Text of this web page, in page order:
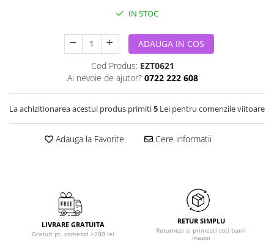
IN STOC
ADAUGA IN COS
Cod Produs: EZT0621
Ai nevoie de ajutor? 0722 222 608
La achizitionarea acestui produs primiti5 Lei pentru comenzile viitoare
Adauga la Favorite Cere informatii
LIVRARE GRATUITA
Gratuit pt. comenzi >200 lei
RETUR SIMPLU
Returnezi si primesti toti banii
inapoi